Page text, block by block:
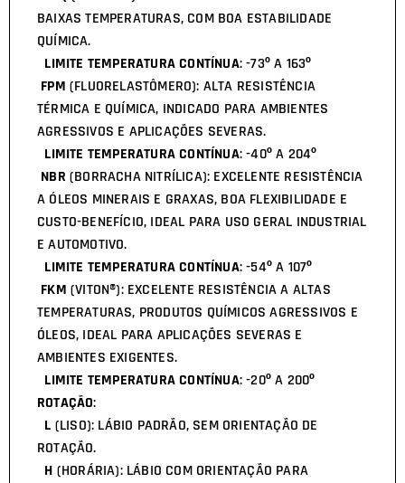
BAIXAS TEMPERATURAS, COM BOA ESTABILIDADE
QUÍMICA.
LIMITE TEMPERATURA CONTÍNUA: -73º A 163º
FPM (FLUORELASTÔMERO): ALTA RESISTÊNCIA
TÉRMICA E QUÍMICA, INDICADO PARA AMBIENTES
AGRESSIVOS E APLICAÇÕES SEVERAS.
LIMITE TEMPERATURA CONTÍNUA: -40º A 204º
NBR (BORRACHA NITRÍLICA): EXCELENTE RESISTÊNCIA
A ÓLEOS MINERAIS E GRAXAS, BOA FLEXIBILIDADE E
CUSTO-BENEFÍCIO, IDEAL PARA USO GERAL INDUSTRIAL
E AUTOMOTIVO.
LIMITE TEMPERATURA CONTÍNUA: -54º A 107º
FKM (VITON®): EXCELENTE RESISTÊNCIA A ALTAS
TEMPERATURAS, PRODUTOS QUÍMICOS AGRESSIVOS E
ÓLEOS, IDEAL PARA APLICAÇÕES SEVERAS E
AMBIENTES EXIGENTES.
LIMITE TEMPERATURA CONTÍNUA: -20º A 200º
ROTAÇÃO:
L (LISO): LÁBIO PADRÃO, SEM ORIENTAÇÃO DE
ROTAÇÃO.
H (HORÁRIA): LÁBIO COM ORIENTAÇÃO PARA